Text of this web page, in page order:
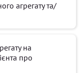
агрегату та/
на
про